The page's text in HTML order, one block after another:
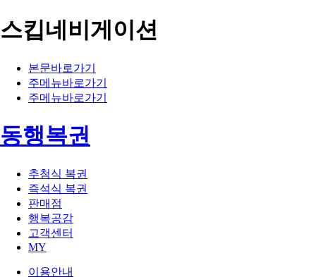
스킵네비게이션
본문바로가기
주메뉴바로가기
주메뉴바로가기
동행복권
추첨식 복권
즉석식 복권
판매점
행복공감
고객센터
MY
이용안내